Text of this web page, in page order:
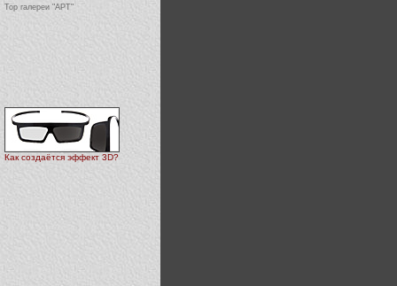
Top галереи "АРТ"
Как создаётся эффект 3D?